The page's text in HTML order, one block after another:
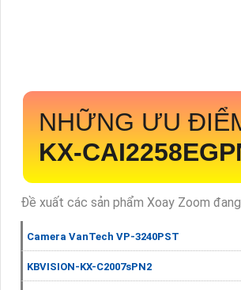
NHỮNG ƯU
KX-
Đề xuất các sản phẩm Xoay Zoom
Camera VanTech VP-3240PST
KBVISION-KX-C2007sPN2